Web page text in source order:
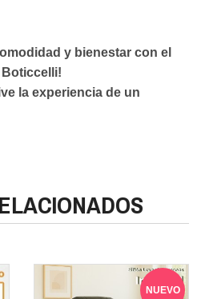
y bienestar con el
la experiencia de un
NUEVO